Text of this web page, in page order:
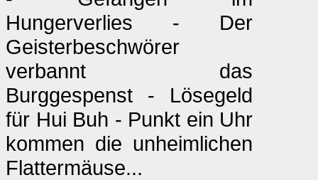
Hungerverlies - Der
Geisterbeschwörer
verbannt das
Burggespenst - Lösegeld
für Hui Buh - Punkt ein Uhr
kommen die unheimlichen
Flattermäuse...